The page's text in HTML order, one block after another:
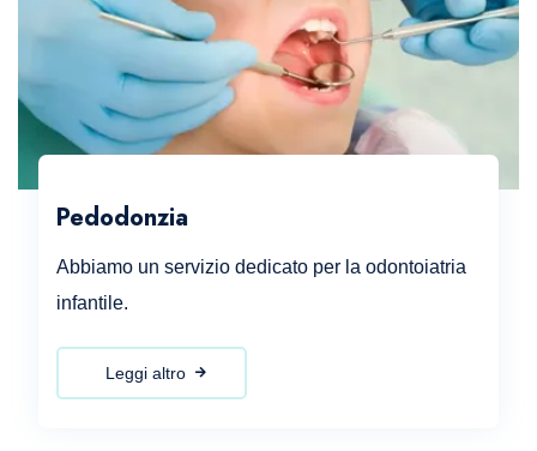
Pedodonzia
Abbiamo un servizio dedicato per la odontoiatria
infantile.
Leggi altro